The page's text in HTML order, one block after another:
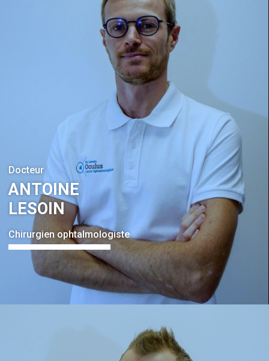
Docteur
ANTOINE
LESOIN
Chirurgien ophtalmologiste